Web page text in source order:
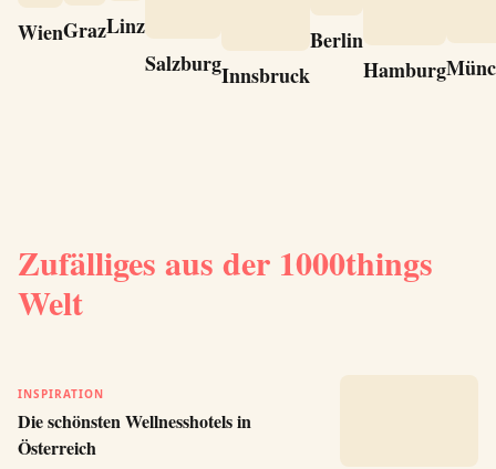
WienGrazLinz
SalzburgInnsbruck
Berlin
Hamburg
Zufälliges aus der 1000things
Welt
INSPIRATION
Die schönsten Wellnesshotels in
Österreich